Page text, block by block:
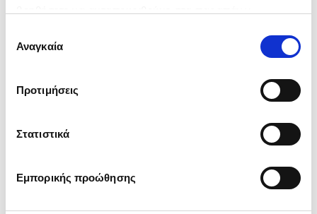
ενδιαφέρουν και να επιλέξετε από τα παρακάτω με την
΄΄και να ενημερωθείτε σχετικά με
συγκατάθεσης
Αναγκαία
Προτιμήσεις
Στατιστικά
Εμπορικής προώθησης